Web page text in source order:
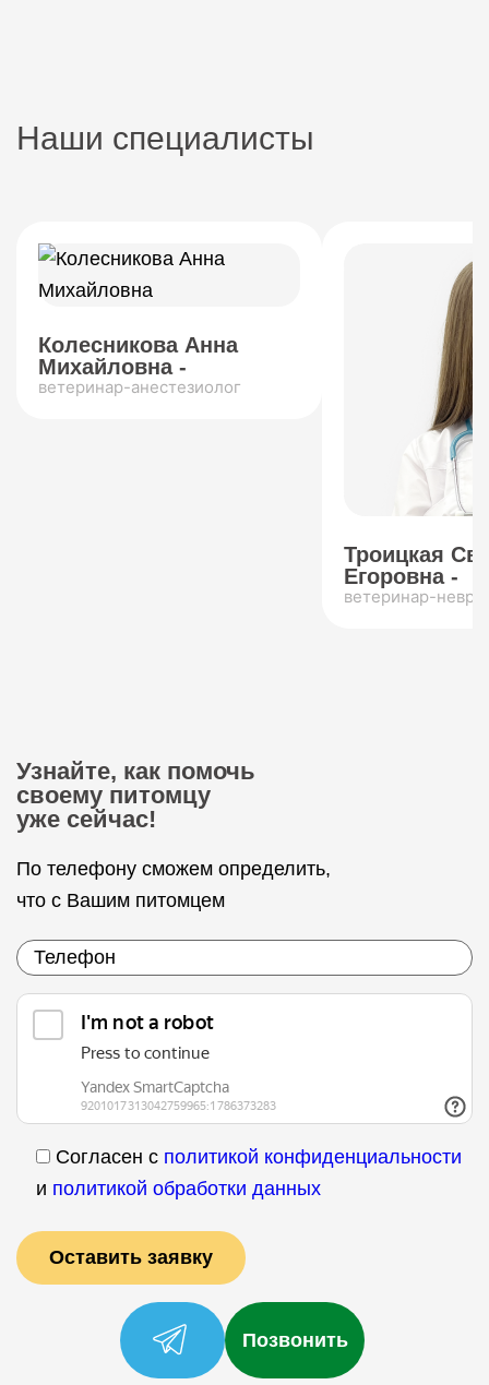
Наши специалисты
Колесникова Анна
Михайловна -
ветеринар-анестезиолог
Троицкая
Егоровна -
ветеринар-
Узнайте, как помочь
своему питомцу
уже сейчас!
По телефону сможем определить,
что с Вашим питомцем
Согласен с политикой конфиденциальности
и политикой обработки данных
Позвонить